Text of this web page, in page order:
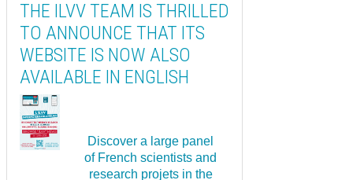
THE ILVV TEAM IS THRILLED
TO ANNOUNCE THAT ITS
WEBSITE IS NOW ALSO
AVAILABLE IN ENGLISH
Discover a large panel
of French scientists and
research projets in the